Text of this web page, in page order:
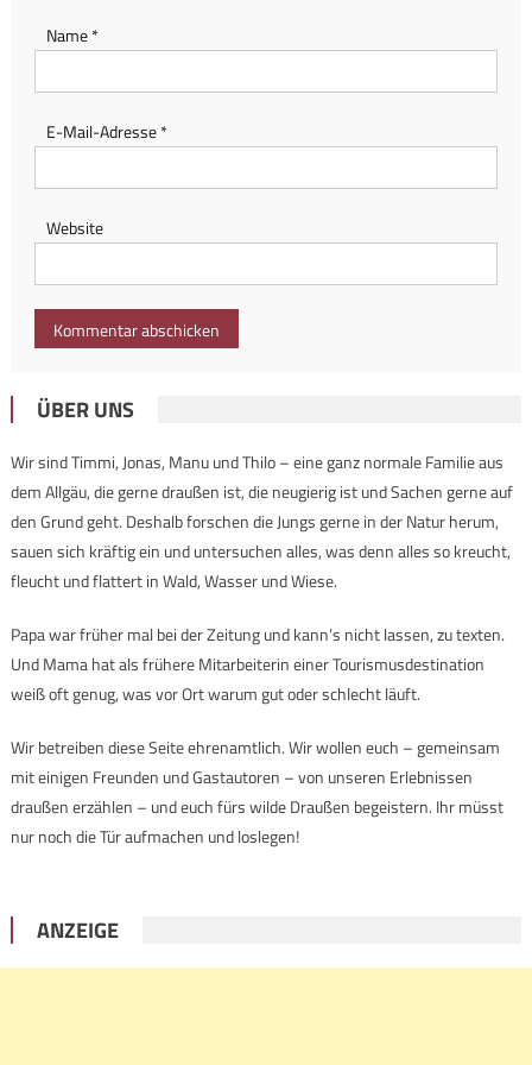
Name*
E-Mail-Adresse*
Website
ÜBER UNS
Wir sind Timmi, Jonas, Manu und Thilo – eine ganz normale Familie aus
dem Allgäu, die gerne draußen ist, die neugierig ist und Sachen gerne auf
den Grund geht. Deshalb forschen die Jungs gerne in der Natur herum,
sauen sich kräftig ein und untersuchen alles, was denn alles so kreucht,
fleucht und flattert in Wald, Wasser und Wiese.
Papa war früher mal bei der Zeitung und kann’s nicht lassen, zu texten.
Und Mama hat als frühere Mitarbeiterin einer Tourismusdestination
weiß oft genug, was vor Ort warum gut oder schlecht läuft.
Wir betreiben diese Seite ehrenamtlich. Wir wollen euch – gemeinsam
mit einigen Freunden und Gastautoren – von unseren Erlebnissen
draußen erzählen – und euch fürs wilde Draußen begeistern. Ihr müsst
nur noch die Tür aufmachen und loslegen!
ANZEIGE